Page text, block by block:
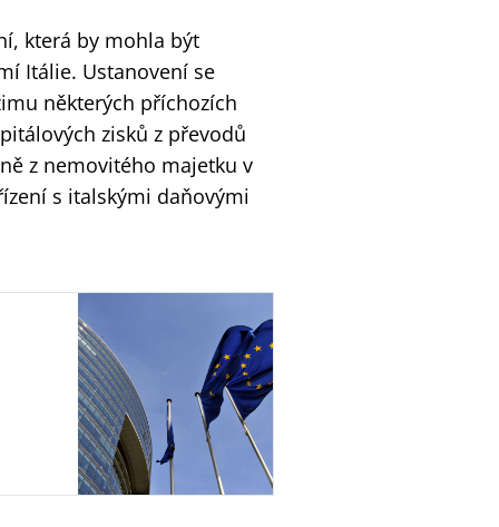
která by mohla být
Itálie. Ustanovení se
některých příchozích
zisků z převodů
z nemovitého majetku v
s italskými daňovými